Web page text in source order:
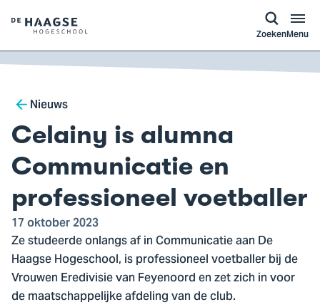
Logo
van
De
Hogeschool,
ga
naar
de
homepagina
ZoekenMenu
Breadcrumb
Nieuws
Celainy is alumna
Communicatie en
professioneel voetballer
17 oktober 2023
Ze studeerde onlangs af in Communicatie aan De
Haagse Hogeschool, is professioneel voetballer bij de
Vrouwen Eredivisie van Feyenoord en zet zich in voor
de maatschappelijke afdeling van de club.